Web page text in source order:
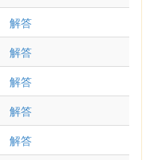
解答
解答
解答
解答
解答